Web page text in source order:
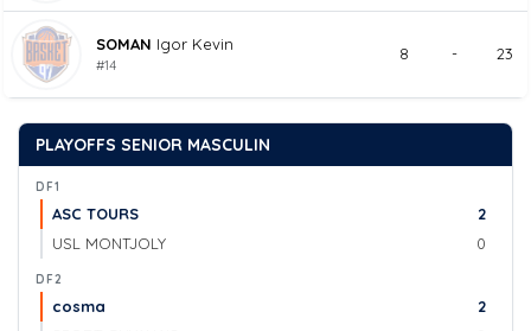
SOMAN Igor Kevin
#14
8 - 23
PLAYOFFS SENIOR MASCULIN
DF1
ASC TOURS
2
USL MONTJOLY
0
DF2
cosma
2